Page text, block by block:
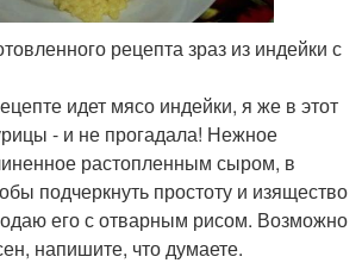
рецепта зраз из индейки с
идет мясо индейки, я же в этот
- и не прогадала! Нежное
растопленным сыром, в
подчеркнуть простоту и изящество
его с отварным рисом. Возможно
напишите, что думаете.